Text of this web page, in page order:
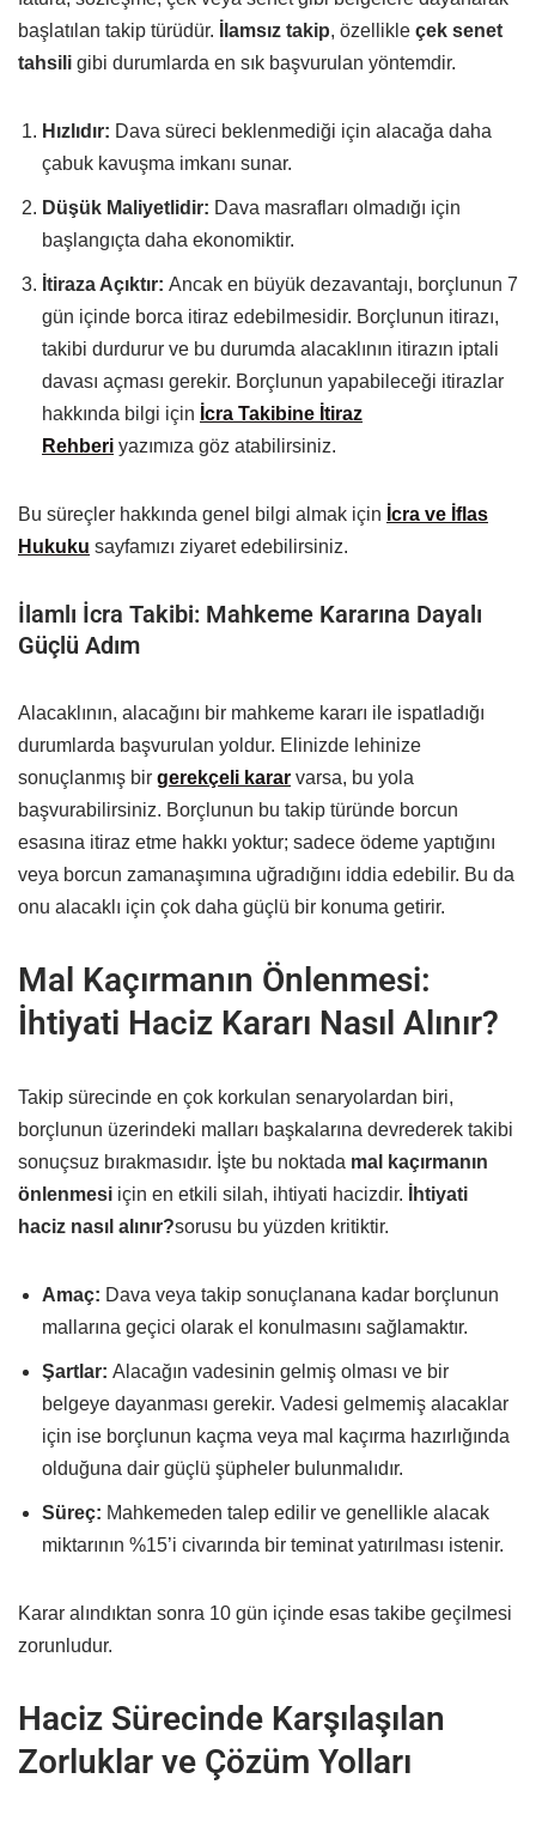
başlatılan takip türüdür.
İlamsız takip, özellikle çek senet
tahsili gibi durumlarda en sık başvurulan yöntemdir.
Hızlıdır: Dava süreci beklenmediği için alacağa daha
çabuk kavuşma imkanı sunar.
Düşük Maliyetlidir: Dava masrafları olmadığı için
başlangıçta daha ekonomiktir.
İtiraza Açıktır: Ancak en büyük dezavantajı, borçlunun 7
gün içinde borca itiraz edebilmesidir. Borçlunun itirazı,
takibi durdurur ve bu durumda alacaklının itirazın iptali
davası açması gerekir. Borçlunun yapabileceği itirazlar
hakkında bilgi için İcra Takibine İtiraz
Rehberi yazımıza göz atabilirsiniz.
Bu süreçler hakkında genel bilgi almak için İcra ve İflas
Hukuku sayfamızı ziyaret edebilirsiniz.
İlamlı İcra Takibi: Mahkeme Kararına Dayalı
Güçlü Adım
Alacaklının, alacağını bir mahkeme kararı ile ispatladığı
durumlarda başvurulan yoldur. Elinizde lehinize
sonuçlanmış bir gerekçeli karar varsa, bu yola
başvurabilirsiniz. Borçlunun bu takip türünde borcun
esasına itiraz etme hakkı yoktur; sadece ödeme yaptığını
veya borcun zamanaşımına uğradığını iddia edebilir. Bu da
onu alacaklı için çok daha güçlü bir konuma getirir.
Mal Kaçırmanın Önlenmesi:
İhtiyati Haciz Kararı Nasıl Alınır?
Takip sürecinde en çok korkulan senaryolardan biri,
borçlunun üzerindeki malları başkalarına devrederek takibi
sonuçsuz bırakmasıdır. İşte bu noktada mal kaçırmanın
önlenmesi için en etkili silah, ihtiyati hacizdir.
İhtiyati
haciz nasıl alınır?sorusu bu yüzden kritiktir.
Amaç: Dava veya takip sonuçlanana kadar borçlunun
mallarına geçici olarak el konulmasını sağlamaktır.
Şartlar: Alacağın vadesinin gelmiş olması ve bir
belgeye dayanması gerekir. Vadesi gelmemiş alacaklar
için ise borçlunun kaçma veya mal kaçırma hazırlığında
olduğuna dair güçlü şüpheler bulunmalıdır.
Süreç: Mahkemeden talep edilir ve genellikle alacak
miktarının %15’i civarında bir teminat yatırılması istenir.
Karar alındıktan sonra 10 gün içinde esas takibe geçilmesi
zorunludur.
Haciz Sürecinde Karşılaşılan
Zorluklar ve Çözüm Yolları